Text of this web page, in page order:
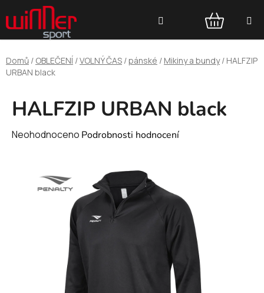
na
obsah
NÁKUPNÍ
KOŠÍK
Domů / OBLEČENÍ /VOLNÝ ČAS /pánské / Mikiny a bundy / HALFZIP
URBAN black
HALFZIP URBAN black
Průměrné
Neohodnoceno Podrobnosti hodnocení